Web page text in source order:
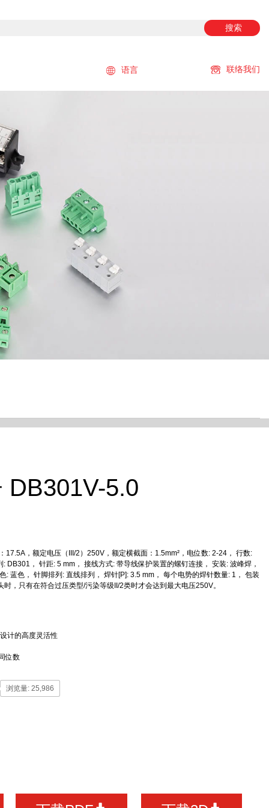
搜索
联络我们
语言
DB301V-5.0
17.5A，额定电压（III/2）250V，额定横截面：1.5mm²，电位数: 2-24， 行数:
DB301， 针距: 5 mm， 接线方式: 带导线保护装置的螺钉连接， 安装: 波峰焊，
: 蓝色， 针脚排列: 直线排列， 焊针[P]: 3.5 mm， 每个电势的焊针数量: 1， 包装
，只有在符合过压类型/污染等级II/2类时才会达到最大电压250V。
计的高度灵活性
位数
浏览量: 25,986